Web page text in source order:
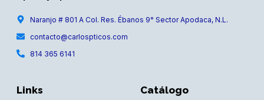
Naranjo # 801 A Col. Res. Ébanos 9° Sector Apodaca, N.L.
contacto@carlospticos.com
814 365 6141
Links Catálogo